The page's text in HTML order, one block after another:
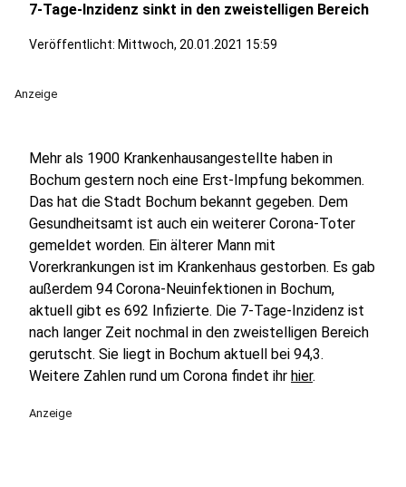
7-Tage-Inzidenz sinkt in den zweistelligen Bereich
Veröffentlicht: Mittwoch, 20.01.2021 15:59
Anzeige
Mehr als 1900 Krankenhausangestellte haben in
Bochum gestern noch eine Erst-Impfung bekommen.
Das hat die Stadt Bochum bekannt gegeben. Dem
Gesundheitsamt ist auch ein weiterer Corona-Toter
gemeldet worden. Ein älterer Mann mit
Vorerkrankungen ist im Krankenhaus gestorben. Es gab
außerdem 94 Corona-Neuinfektionen in Bochum,
aktuell gibt es 692 Infizierte. Die 7-Tage-Inzidenz ist
nach langer Zeit nochmal in den zweistelligen Bereich
gerutscht. Sie liegt in Bochum aktuell bei 94,3.
Weitere Zahlen rund um Corona findet ihr hier.
Anzeige